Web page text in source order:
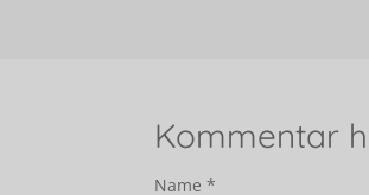
Kommentar
Name *